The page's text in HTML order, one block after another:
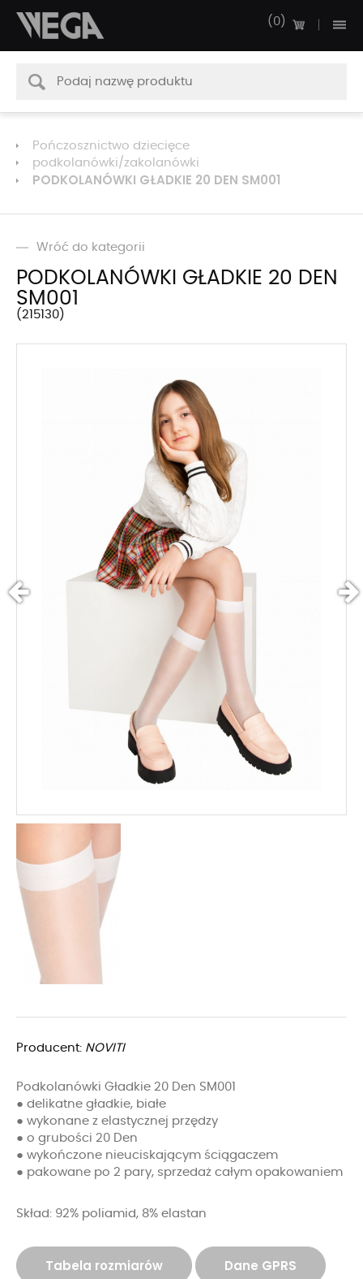
0
Pończosznictwo dziecięce
podkolanówki/zakolanówki
PODKOLANÓWKI GŁADKIE 20 DEN SM001
Wróć do kategorii
PODKOLANÓWKI GŁADKIE 20 DEN
SM001
215130
Producent: NOVITI
Podkolanówki Gładkie 20 Den SM001
● delikatne gładkie, białe
● wykonane z elastycznej przędzy
● o grubości 20 Den
● wykończone nieuciskającym ściągaczem
● pakowane po 2 pary, sprzedaż całym opakowaniem
Skład: 92% poliamid, 8% elastan
Tabela rozmiarów Dane GPRS